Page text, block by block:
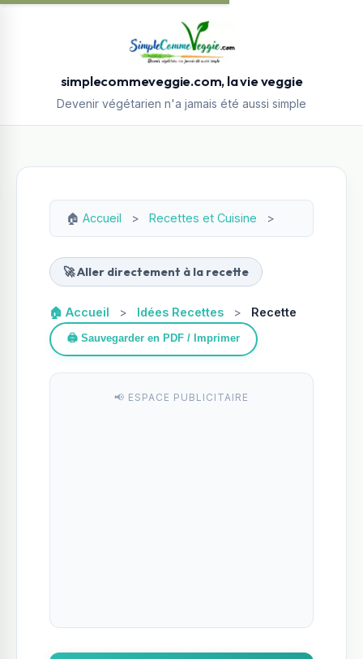
simplecommeveggie.com, la vie veggie
Devenir végétarien n'a jamais été aussi simple
🏠 Accueil > Recettes et Cuisine >
🚀 Aller directement à la recette
🏠 Accueil > Idées Recettes > Recette
🖨️ Sauvegarder en PDF / Imprimer
📢 ESPACE PUBLICITAIRE